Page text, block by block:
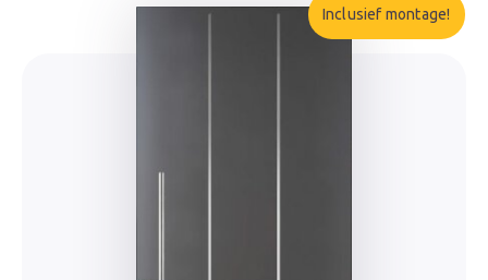
Inclusief montage!